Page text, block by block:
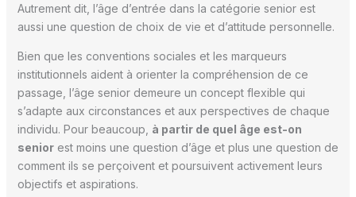
Autrement dit, l’âge d’entrée dans la catégorie senior est
aussi une question de choix de vie et d’attitude personnelle.
Bien que les conventions sociales et les marqueurs
institutionnels aident à orienter la compréhension de ce
passage, l’âge senior demeure un concept flexible qui
s’adapte aux circonstances et aux perspectives de chaque
individu. Pour beaucoup, à partir de quel âge est-on
seniorest moins une question d’âge et plus une question de
comment ils se perçoivent et poursuivent activement leurs
objectifs et aspirations.